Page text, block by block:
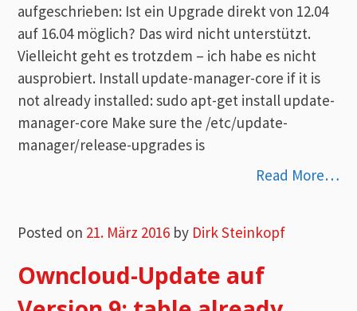
aufgeschrieben: Ist ein Upgrade direkt von 12.04
auf 16.04 möglich? Das wird nicht unterstützt.
Vielleicht geht es trotzdem – ich habe es nicht
ausprobiert. Install update-manager-core if it is
not already installed: sudo apt-get install update-
manager-core Make sure the /etc/update-
manager/release-upgrades is
Read More…
Posted on 21. März 2016 by Dirk Steinkopf
Owncloud-Update auf